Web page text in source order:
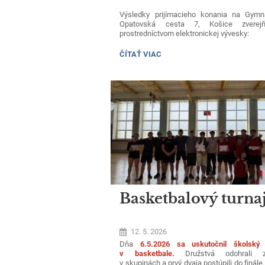
Výsledky prijímacieho konania na
Opatovská cesta 7, Košice
prostredníctvom elektronickej vývesky:
odbor 7902J00-gymnázium-4ročné:
odbor 7902J00-gymnázium-8ročné:
VÝSLEDKY
ČÍTAŤ VIAC
Basketbalový turnaj
12. 5. 2026
Dňa 6.5.2026 sa uskutočnil školský
v basketbale. Družstvá odohrali
v skupinách a prvý dvaja postúpili do finále.